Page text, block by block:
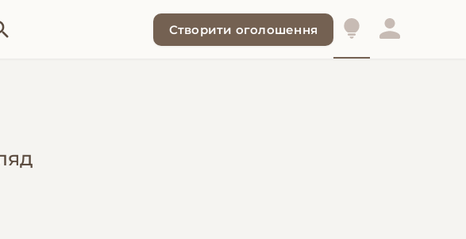
Створити оголошення